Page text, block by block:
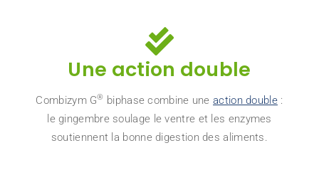
Une action double
Combizym G® biphase combine uneaction double:
le gingembre soulage le ventre et les enzymes
soutiennent la bonne digestion des aliments.